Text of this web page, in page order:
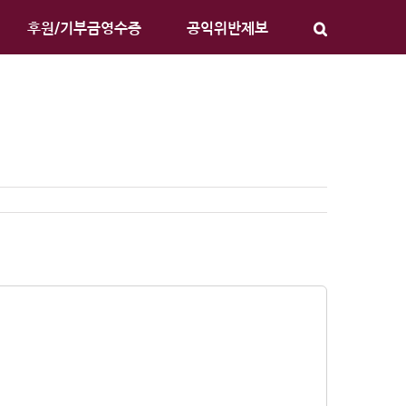
후원/기부금영수증 공익위반제보